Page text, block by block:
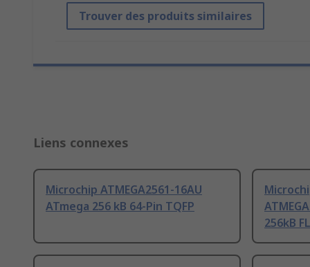
Trouver des produits similaires
Liens connexes
Microchip ATMEGA2561-16AU
ATmega 256 kB 64-Pin TQFP
256kB